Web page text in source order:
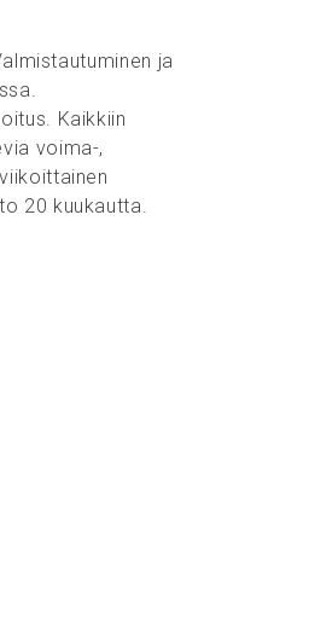
ja
Kaikkiin
voima-,
20 kuukautta.